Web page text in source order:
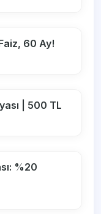
60 Ay!
| 500 TL
%20